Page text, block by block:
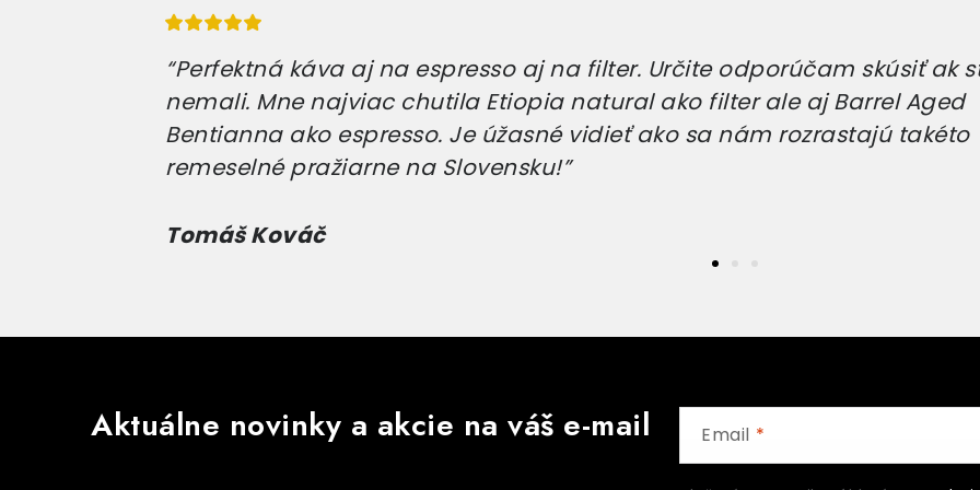
“Perfektná káva aj na espresso aj na filter. Určite odporúčam skúsiť ak
nemali. Mne najviac chutila Etiopia natural ako filter ale aj Barrel Aged
Bentianna ako espresso. Je úžasné vidieť ako sa nám rozrastajú takéto
remeselné pražiarne na Slovensku!”
Tomáš Kováč
Aktuálne novinky a akcie na váš e-mail Email